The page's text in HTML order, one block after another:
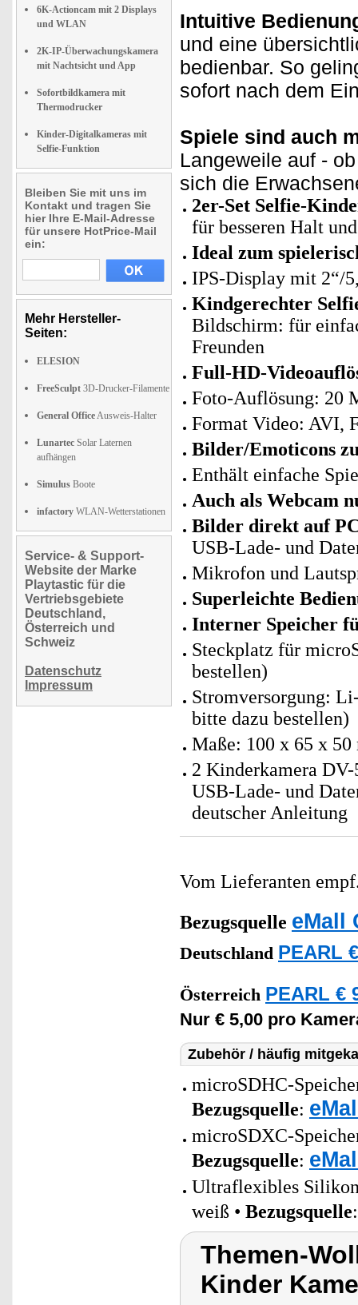
6K-Actioncam mit 2 Displays
und WLAN
2K-IP-Überwachungskamera
mit Nachtsicht und App
Sofortbildkamera mit
Thermodrucker
Kinder-Digitalkameras mit
Selfie-Funktion
Bleiben Sie mit uns im
Kontakt und tragen Sie
hier Ihre E-Mail-Adresse
für unsere HotPrice-Mail
ein:
Mehr Hersteller-
Seiten:
ELESION
FreeSculpt 3D-Drucker-Filamente
General OfficeAusweis-Halter
Lunartec Solar Laternen
aufhängen
Simulus Boote
infactory WLAN-Wetterstationen
Service- & Support-
Website der Marke
Playtastic für die
Vertriebsgebiete
Deutschland,
Österreich und
Schweiz
Datenschutz
Impressum
Intuitive
und eine
bedienbar. So
sofort nach dem
Spiele sind auch
Langeweile auf -
sich die
2er-Set Selfie-
für besseren Halt
Ideal zum
IPS-Display mit 2“/
Kindgerechter
Bildschirm: für
Freunden
Full-HD-
Foto-Auflösung: 20
Format Video: AVI,
Bilder/Emoticons
Enthält einfache
Auch als Webcam
Bilder direkt auf
USB-Lade- und
Mikrofon und
Superleichte
Interner Speicher
Steckplatz für
bestellen)
Stromversorgung:
bitte dazu bestellen)
Maße: 100 x 65 x
2 Kinderkamera
USB-Lade- und
deutscher Anleitung
Vom Lieferanten
Bezugsquelle eMall
Deutschland PEARL
Österreich PEARL €
Nur € 5,00 pro
Zubehör / häufig
microSDHC-
Bezugsquelle:
microSDXC-
Bezugsquelle:
Ultraflexibles
weiß • Bezugsquelle
Themen-
Kinder